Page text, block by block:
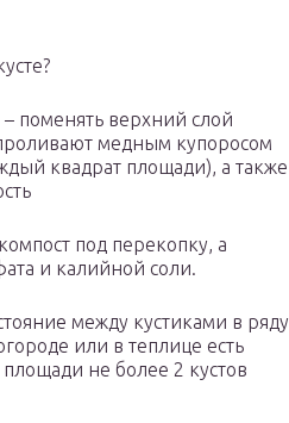
поменять верхний слой
медным купоросом
квадрат площади), а также
под перекопку, а
и калийной соли.
между кустиками в ряду
или в теплице есть
не более 2 кустов